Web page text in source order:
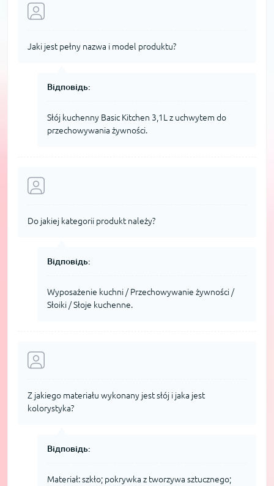
Jaki jest pełny nazwa i model produktu?
Відповідь:
Słój kuchenny Basic Kitchen 3,1L z uchwytem do
przechowywania żywności.
Do jakiej kategorii produkt należy?
Відповідь:
Wyposażenie kuchni / Przechowywanie żywności /
Słoiki / Słoje kuchenne.
Z jakiego materiału wykonany jest słój i jaka jest
kolorystyka?
Відповідь:
Materiał: szkło; pokrywka z tworzywa sztucznego;